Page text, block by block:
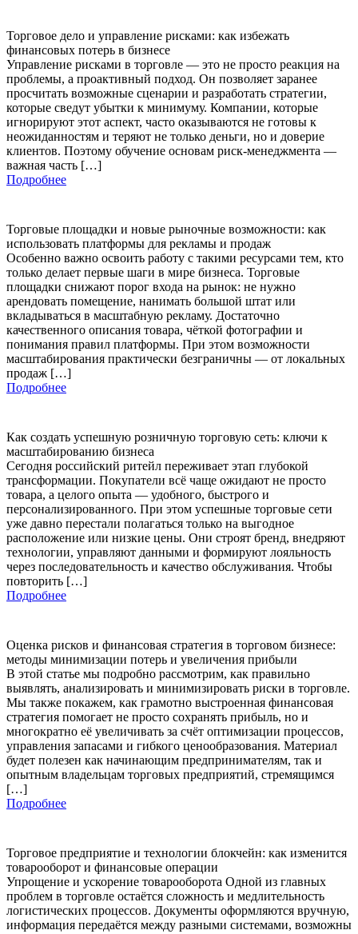
Торговое дело и управление рисками: как избежать
финансовых потерь в бизнесе
Управление рисками в торговле — это не просто реакция на
проблемы, а проактивный подход. Он позволяет заранее
просчитать возможные сценарии и разработать стратегии,
которые сведут убытки к минимуму. Компании, которые
игнорируют этот аспект, часто оказываются не готовы к
неожиданностям и теряют не только деньги, но и доверие
клиентов. Поэтому обучение основам риск-менеджмента —
важная часть […]
Подробнее
Торговые площадки и новые рыночные возможности: как
использовать платформы для рекламы и продаж
Особенно важно освоить работу с такими ресурсами тем, кто
только делает первые шаги в мире бизнеса. Торговые
площадки снижают порог входа на рынок: не нужно
арендовать помещение, нанимать большой штат или
вкладываться в масштабную рекламу. Достаточно
качественного описания товара, чёткой фотографии и
понимания правил платформы. При этом возможности
масштабирования практически безграничны — от локальных
продаж […]
Подробнее
Как создать успешную розничную торговую сеть: ключи к
масштабированию бизнеса
Сегодня российский ритейл переживает этап глубокой
трансформации. Покупатели всё чаще ожидают не просто
товара, а целого опыта — удобного, быстрого и
персонализированного. При этом успешные торговые сети
уже давно перестали полагаться только на выгодное
расположение или низкие цены. Они строят бренд, внедряют
технологии, управляют данными и формируют лояльность
через последовательность и качество обслуживания. Чтобы
повторить […]
Подробнее
Оценка рисков и финансовая стратегия в торговом бизнесе:
методы минимизации потерь и увеличения прибыли
В этой статье мы подробно рассмотрим, как правильно
выявлять, анализировать и минимизировать риски в торговле.
Мы также покажем, как грамотно выстроенная финансовая
стратегия помогает не просто сохранять прибыль, но и
многократно её увеличивать за счёт оптимизации процессов,
управления запасами и гибкого ценообразования. Материал
будет полезен как начинающим предпринимателям, так и
опытным владельцам торговых предприятий, стремящимся
[…]
Подробнее
Торговое предприятие и технологии блокчейн: как изменится
товарооборот и финансовые операции
Упрощение и ускорение товарооборота Одной из главных
проблем в торговле остаётся сложность и медлительность
логистических процессов. Документы оформляются вручную,
информация передаётся между разными системами, возможны